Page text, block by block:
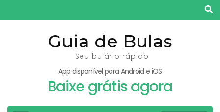
para
Guia de Bulas
Seu bulário rápido
App disponível para Android e iOS
Baixe grátis agora